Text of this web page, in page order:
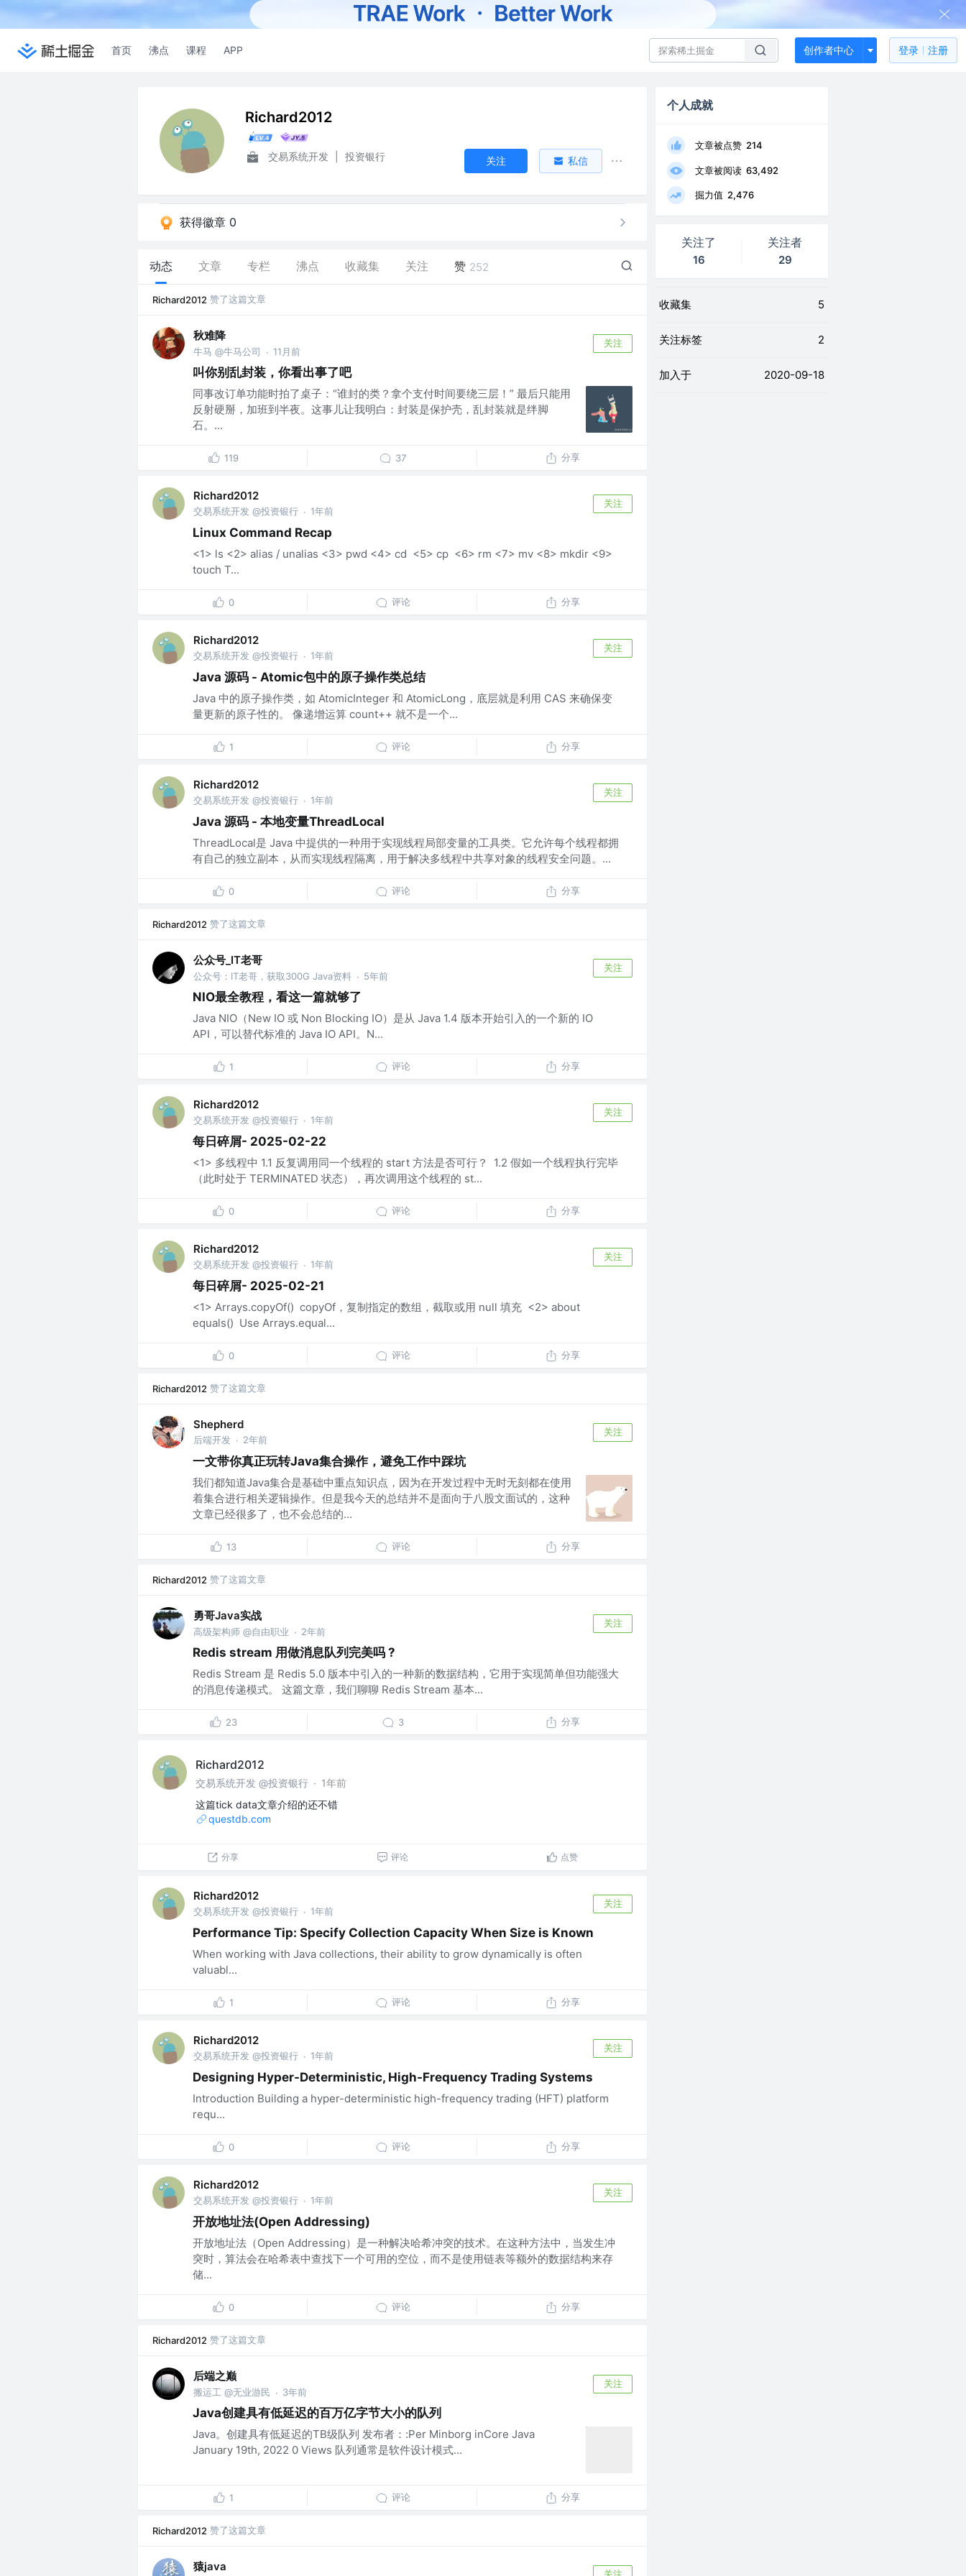
首页 沸点 课程 APP 创作者中心 登录 注册
Richard2012
交易系统开发 投资银行 关注 私信
获得徽章 0
动态 文章 专栏 沸点 收藏集 关注 赞 252
Richard2012 赞了这篇文章
秋难降
牛马 @牛马公司 · 11月前
关注
叫你别乱封装，你看出事了吧
同事改订单功能时拍了桌子：“谁封的类？拿个支付时间要绕三层！” 最后只能用
反射硬掰，加班到半夜。这事儿让我明白：封装是保护壳，乱封装就是绊脚
石。...
119 37 分享
Richard2012
交易系统开发 @投资银行 · 1年前
关注
Linux Command Recap
<1> ls <2> alias / unalias <3> pwd <4> cd <5> cp <6> rm <7> mv <8> mkdir <9>
touch T...
0 评论 分享
Richard2012
交易系统开发 @投资银行 · 1年前
关注
Java 源码 - Atomic包中的原子操作类总结
Java 中的原子操作类，如 AtomicInteger 和 AtomicLong，底层就是利用 CAS 来确保变
量更新的原子性的。 像递增运算 count++ 就不是一个...
1 评论 分享
Richard2012
交易系统开发 @投资银行 · 1年前
关注
Java 源码 - 本地变量ThreadLocal
ThreadLocal是 Java 中提供的一种用于实现线程局部变量的工具类。它允许每个线程都拥
有自己的独立副本，从而实现线程隔离，用于解决多线程中共享对象的线程安全问题。...
0 评论 分享
Richard2012 赞了这篇文章
公众号_IT老哥
公众号：IT老哥，获取300G Java资料 · 5年前
关注
NIO最全教程，看这一篇就够了
Java NIO（New IO 或 Non Blocking IO）是从 Java 1.4 版本开始引入的一个新的 IO
API，可以替代标准的 Java IO API。N...
1 评论 分享
Richard2012
交易系统开发 @投资银行 · 1年前
关注
每日碎屑- 2025-02-22
<1> 多线程中 1.1 反复调用同一个线程的 start 方法是否可行？ 1.2 假如一个线程执行完毕
（此时处于 TERMINATED 状态），再次调用这个线程的 st...
0 评论 分享
Richard2012
交易系统开发 @投资银行 · 1年前
关注
每日碎屑- 2025-02-21
<1> Arrays.copyOf() copyOf，复制指定的数组，截取或用 null 填充 <2> about
equals() Use Arrays.equal...
0 评论 分享
Richard2012 赞了这篇文章
Shepherd
后端开发 · 2年前
关注
一文带你真正玩转Java集合操作，避免工作中踩坑
我们都知道Java集合是基础中重点知识点，因为在开发过程中无时无刻都在使用
着集合进行相关逻辑操作。但是我今天的总结并不是面向于八股文面试的，这种
文章已经很多了，也不会总结的...
13 评论 分享
Richard2012 赞了这篇文章
勇哥Java实战
高级架构师 @自由职业 · 2年前
关注
Redis stream 用做消息队列完美吗 ?
Redis Stream 是 Redis 5.0 版本中引入的一种新的数据结构，它用于实现简单但功能强大
的消息传递模式。 这篇文章，我们聊聊 Redis Stream 基本...
23 3 分享
Richard2012
交易系统开发 @投资银行 · 1年前
这篇tick data文章介绍的还不错
questdb.com
分享 评论 点赞
Richard2012
交易系统开发 @投资银行 · 1年前
关注
Performance Tip: Specify Collection Capacity When Size is Known
When working with Java collections, their ability to grow dynamically is often
valuabl...
1 评论 分享
Richard2012
交易系统开发 @投资银行 · 1年前
关注
Designing Hyper-Deterministic, High-Frequency Trading Systems
Introduction Building a hyper-deterministic high-frequency trading (HFT) platform
requ...
0 评论 分享
Richard2012
交易系统开发 @投资银行 · 1年前
关注
开放地址法(Open Addressing)
开放地址法（Open Addressing）是一种解决哈希冲突的技术。在这种方法中，当发生冲
突时，算法会在哈希表中查找下一个可用的空位，而不是使用链表等额外的数据结构来存
储...
0 评论 分享
Richard2012 赞了这篇文章
后端之巅
搬运工 @无业游民 · 3年前
关注
Java创建具有低延迟的百万亿字节大小的队列
Java。创建具有低延迟的TB级队列 发布者：:Per Minborg inCore Java
January 19th, 2022 0 Views 队列通常是软件设计模式...
1 评论 分享
Richard2012 赞了这篇文章
猿java
关注
个人成就
文章被点赞 214
文章被阅读 63,492
掘力值 2,476
关注了
16
关注者
29
收藏集 5
关注标签 2
加入于 2020-09-18